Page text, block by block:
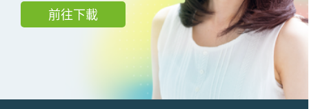
前往下載